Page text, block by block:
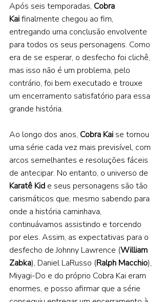
Após seis temporadas, Cobra
Kai finalmente chegou ao fim,
entregando uma conclusão envolvente
para todos os seus personagens. Como
era de se esperar, o desfecho foi clichê,
mas isso não é um problema, pelo
contrário, foi bem executado e trouxe
um encerramento satisfatório para essa
grande história.
Ao longo dos anos, Cobra Kai se tornou
uma série cada vez mais previsível, com
arcos semelhantes e resoluções fáceis
de antecipar. No entanto, o universo de
Karatê Kid e seus personagens são tão
carismáticos que, mesmo sabendo para
onde a história caminhava,
continuávamos assistindo e torcendo
por eles. Assim, as expectativas para o
desfecho de Johnny Lawrence (William
Zabka), Daniel LaRusso (Ralph Macchio),
Miyagi-Do e do próprio Cobra Kai eram
enormes, e posso afirmar que a série